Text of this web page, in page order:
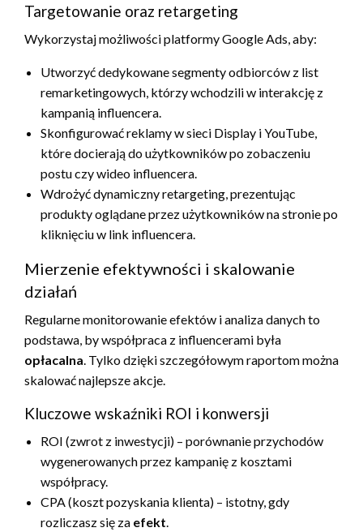
Targetowanie oraz retargeting
Wykorzystaj możliwości platformy Google Ads, aby:
Utworzyć dedykowane segmenty odbiorców z list
remarketingowych, którzy wchodzili w interakcję z
kampanią influencera.
Skonfigurować reklamy w sieci Display i YouTube,
które docierają do użytkowników po zobaczeniu
postu czy wideo influencera.
Wdrożyć dynamiczny retargeting, prezentując
produkty oglądane przez użytkowników na stronie po
kliknięciu w link influencera.
Mierzenie efektywności i skalowanie
działań
Regularne monitorowanie efektów i analiza danych to
podstawa, by współpraca z influencerami była
opłacalna. Tylko dzięki szczegółowym raportom można
skalować najlepsze akcje.
Kluczowe wskaźniki ROI i konwersji
ROI (zwrot z inwestycji) – porównanie przychodów
wygenerowanych przez kampanię z kosztami
współpracy.
CPA (koszt pozyskania klienta) – istotny, gdy
rozliczasz się za efekt.